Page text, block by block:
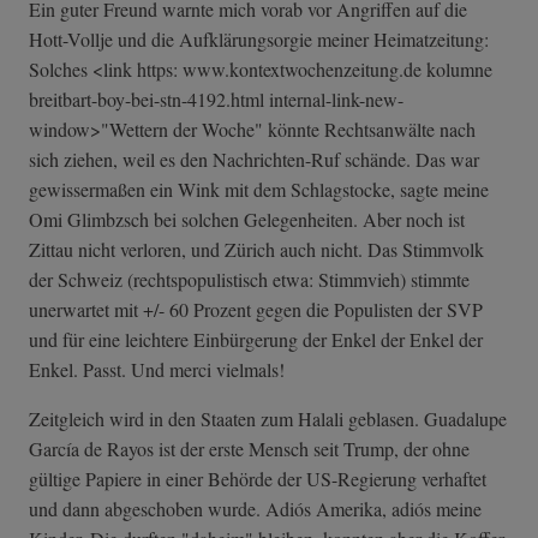
Ein guter Freund warnte mich vorab vor Angriffen auf die
Hott-Vollje und die Aufklärungsorgie meiner Heimatzeitung:
Solches <link https: www.kontextwochenzeitung.de kolumne
breitbart-boy-b­ei-stn-4192.htm­l internal-link-n­ew-
window>"Wett­ern der Woche" könnte Rechtsanwälte nach
sich ziehen, weil es den Nachrichten-Ruf schände. Das war
gewissermaßen ein Wink mit dem Schlagstocke, sagte meine
Omi Glimbzsch bei solchen Gelegenheiten. Aber noch ist
Zittau nicht verloren, und Zürich auch nicht. Das Stimmvolk
der Schweiz (rechtspopulistisch etwa: Stimmvieh) stimmte
unerwartet mit +/- 60 Prozent gegen die Populisten der SVP
und für eine leichtere Einbürgerung der Enkel der Enkel der
Enkel. Passt. Und merci vielmals!
Zeitgleich wird in den Staaten zum Halali geblasen. Guadalupe
García de Rayos ist der erste Mensch seit Trump, der ohne
gültige Papiere in einer Behörde der US-Regierung verhaftet
und dann abgeschoben wurde. Adiós Amerika, adiós meine